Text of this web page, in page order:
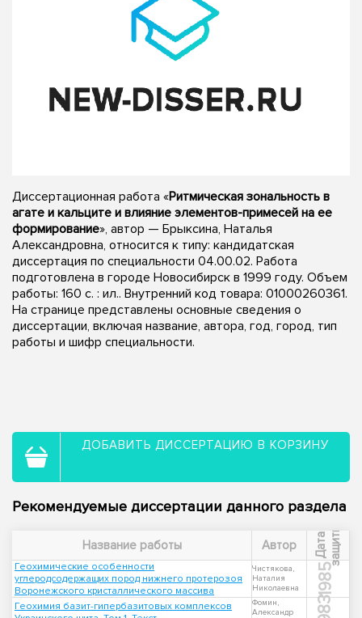
Диссертационная работа «Ритмическая зональность в
агате и кальците и влияние элементов-примесей на ее
формирование», автор — Брыксина, Наталья
Александровна, относится к типу: кандидатская
диссертация по специальности 04.00.02. Работа
подготовлена в городе Новосибирск в 1999 году. Объем
работы: 160 с. : ил.. Внутренний код товара: 01000260361.
На странице представлены основные сведения о
диссертации, включая название, автора, год, город, тип
работы и шифр специальности.
ДОБАВИТЬ ДИССЕРТАЦИЮ В КОРЗИНУ
Рекомендуемые диссертации данного раздела
Название работы Автор Д
а
т
а
з
а
щ
и
т ы
Геохимические особенности
углеродсодержащих пород нижнего протерозоя
Воронежского кристаллического массива
Чистякова,
Наталия
Николаевна
1985
Геохимия базит-гипербазитовых комплексов
Фомин,
Александр